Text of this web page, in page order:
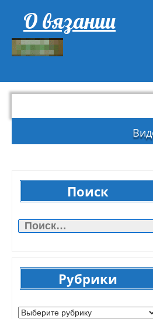
О вязании
Поиск
Рубрики